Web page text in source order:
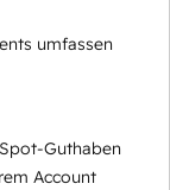
umfassen
Guthaben
Account